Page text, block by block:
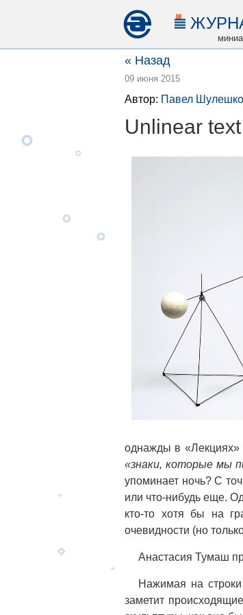
« Назад
09 июня 2015
Автор: Павел Шулешко
Unlinear
однажды в «Лекциях»
«знаки, которые мы
упоминает ночь? С
или что-нибудь еще.
кто-то хотя бы на
очевидности (но
Анастасия Тумаш
Нажимая на строки
заметит